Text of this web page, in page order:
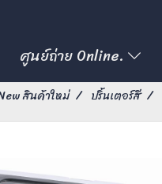
ศูนย์ถ่าย Online.
สินค้าใหม่ ปริ้นเตอร์สี